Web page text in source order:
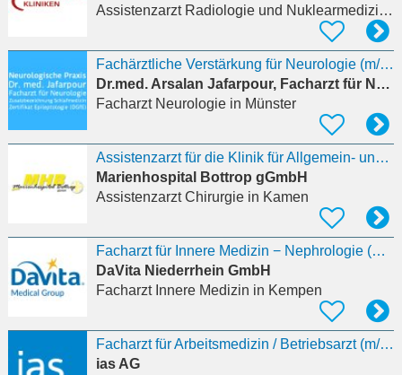
Assistenzarzt Radiologie und Nuklearmedizinin
Fachärztliche Verstärkung für Neurologie (m/w/d)
Dr.med. Arsalan Jafarpour, Facharzt für Neurologie
Facharzt Neurologiein Münster
Assistenzarzt für die Klinik für Allgemein- und Viszeralchirurgie, Proktologie (m/w/d)
Marienhospital Bottrop gGmbH
Assistenzarzt Chirurgiein Kamen
Facharzt für Innere Medizin − Nephrologie (m/w/d)
DaVita Niederrhein GmbH
Facharzt Innere Medizin in Kempen
Facharzt für Arbeitsmedizin / Betriebsarzt (m/w/d) - Standortleitung für Berlin, Frankfurt,
ias AG